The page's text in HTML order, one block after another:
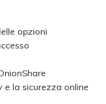
opzioni
e la sicurezza online